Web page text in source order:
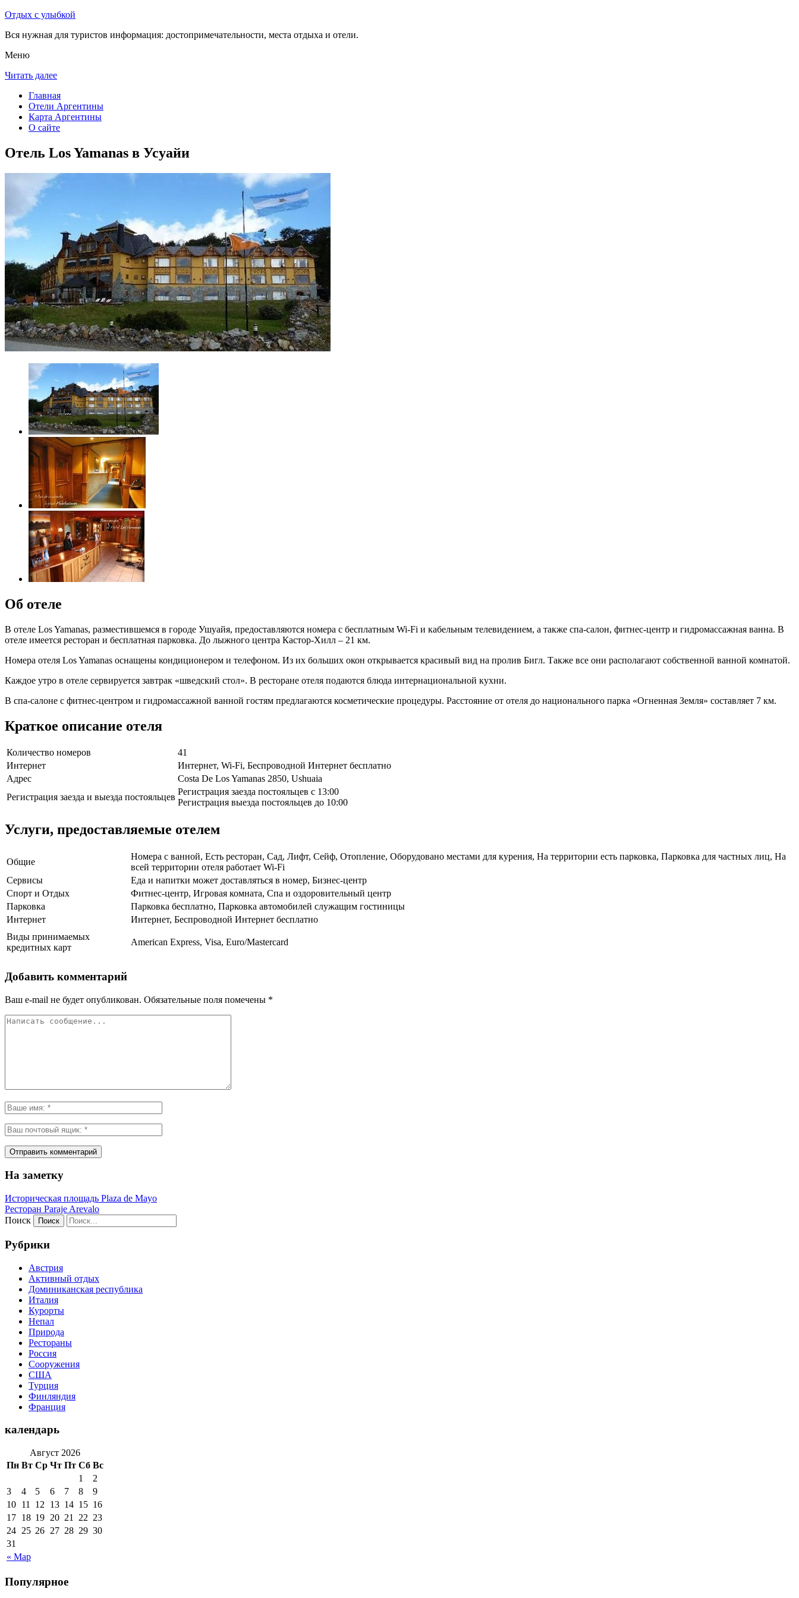
Отдых с улыбкой
Вся нужная для туристов информация: достопримечательности, места отдыха и отели.
Меню
Читать далее
Главная
Отели Аргентины
Карта Аргентины
О сайте
Отель Los Yamanas в Усуайи
Об отеле
В отеле Los Yamanas, разместившемся в городе Ушуайя, предоставляются номера с бесплатным Wi-Fi и кабельным телевидением, а также спа-салон, фитнес-центр и гидромассажная ванна. В
отеле имеется ресторан и бесплатная парковка. До лыжного центра Кастор-Хилл – 21 км.
Номера отеля Los Yamanas оснащены кондиционером и телефоном. Из их больших окон открывается красивый вид на пролив Бигл. Также все они располагают собственной ванной комнатой.
Каждое утро в отеле сервируется завтрак «шведский стол». В ресторане отеля подаются блюда интернациональной кухни.
В спа-салоне с фитнес-центром и гидромассажной ванной гостям предлагаются косметические процедуры. Расстояние от отеля до национального парка «Огненная Земля» составляет 7 км.
Краткое описание отеля
Количество номеров
41
Интернет
Интернет, Wi-Fi, Беспроводной Интернет бесплатно
Адрес
Costa De Los Yamanas 2850, Ushuaia
Регистрация заезда и выезда постояльцев
Регистрация заезда постояльцев с 13:00
Регистрация выезда постояльцев до 10:00
Услуги, предоставляемые отелем
Общие
Номера с ванной, Есть ресторан, Сад, Лифт, Сейф, Отопление, Оборудовано местами для курения, На территории есть парковка, Парковка для частных лиц, На
всей территории отеля работает Wi-Fi
Сервисы
Еда и напитки может доставляться в номер, Бизнес-центр
Спорт и Отдых
Фитнес-центр, Игровая комната, Спа и оздоровительный центр
Парковка
Парковка бесплатно, Парковка автомобилей служащим гостиницы
Интернет
Интернет, Беспроводной Интернет бесплатно
Виды принимаемых
кредитных карт
American Express, Visa, Euro/Mastercard
Добавить комментарий
Ваш e-mail не будет опубликован. Обязательные поля помечены *
На заметку
Историческая площадь Plaza de Mayo
Ресторан Paraje Arevalo
Поиск
Рубрики
Австрия
Активный отдых
Доминиканская республика
Италия
Курорты
Непал
Природа
Рестораны
Россия
Сооружения
США
Турция
Финляндия
Франция
календарь
Август 2026
Пн Вт Ср Чт Пт Сб Вс
« Мар
1
2
3
4 5 6 7 8
9
10 11 12 13 14 15 16
17 18 19 20 21 22 23
24 25 26 27 28 29 30
31
Популярное